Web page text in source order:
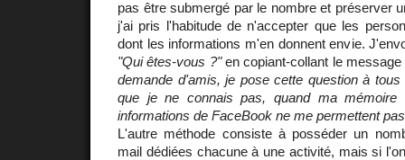
pas être submergé par le nombre et préserver
j'ai pris l'habitude de n'accepter que les
dont les informations m'en donnent envie.
"Qui êtes-vous ?"en copiant-collant le
demande d'amis, je pose cette question à
que je ne connais pas, quand ma
informations de FaceBook ne me permettent
L'autre méthode consiste à posséder un
mail dédiées chacune à une activité, mais si